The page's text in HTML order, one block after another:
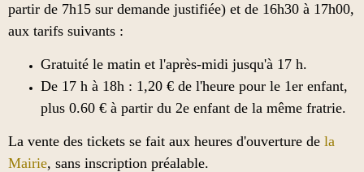
partir de 7h15 sur demande justifiée) et de 16h30 à 17h00,
aux tarifs suivants :
Gratuité le matin et l'après-midi jusqu'à 17 h.
De 17 h à 18h : 1,20 € de l'heure pour le 1er enfant,
plus 0.60 € à partir du 2e enfant de la même fratrie.
La vente des tickets se fait aux heures d'ouverture de la
Mairie, sans inscription préalable.